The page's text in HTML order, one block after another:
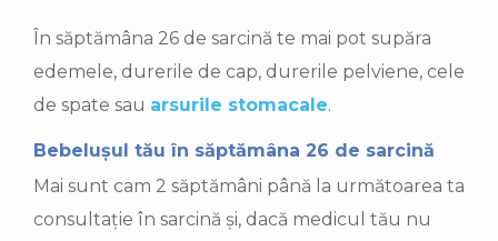
În săptămâna 26 de sarcină te mai pot supăra
edemele, durerile de cap, durerile pelviene, cele
de spate sau arsurile stomacale.
Bebelușul tău în săptămâna 26 de sarcină
Mai sunt cam 2 săptămâni până la următoarea ta
consultație în sarcină și, dacă medicul tău nu